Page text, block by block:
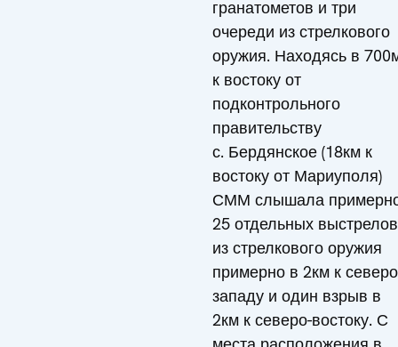
гранатометов и три
очереди из стрелкового
оружия. Находясь в
к востоку от
подконтрольного
правительству
с. Бердянское (18км к
востоку от Мариуполя)
СММ слышала
25 отдельных выстрелов
из стрелкового оружия
примерно в 2км к
западу и один взрыв в
2км к северо-востоку. С